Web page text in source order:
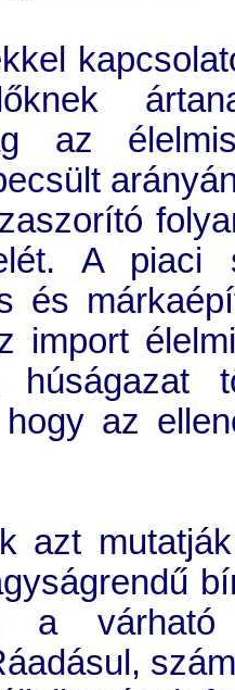
az
A piaci
és
import
húságazat
hogy az
azt
a várható